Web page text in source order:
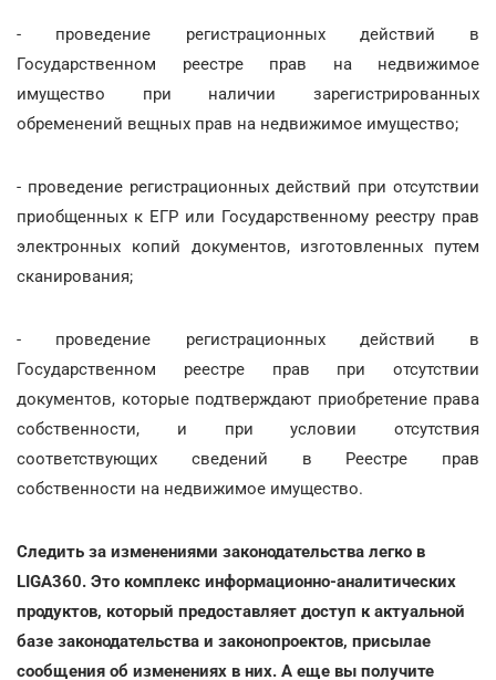
- проведение регистрационных действий в
Государственном реестре прав на недвижимое
имущество при наличии зарегистрированных
обременений вещных прав на недвижимое имущество;
- проведение регистрационных действий при отсутствии
приобщенных к ЕГР или Государственному реестру прав
электронных копий документов, изготовленных путем
сканирования;
- проведение регистрационных действий в
Государственном реестре прав при отсутствии
документов, которые подтверждают приобретение права
собственности, и при условии отсутствия
соответствующих сведений в Реестре прав
собственности на недвижимое имущество.
Следить за изменениями законодательства легко в
LIGA360. Это комплекс информационно-аналитических
продуктов, который предоставляет доступ к актуальной
базе законодательства и законопроектов, присылае
сообщения об изменениях в них. А еще вы получите